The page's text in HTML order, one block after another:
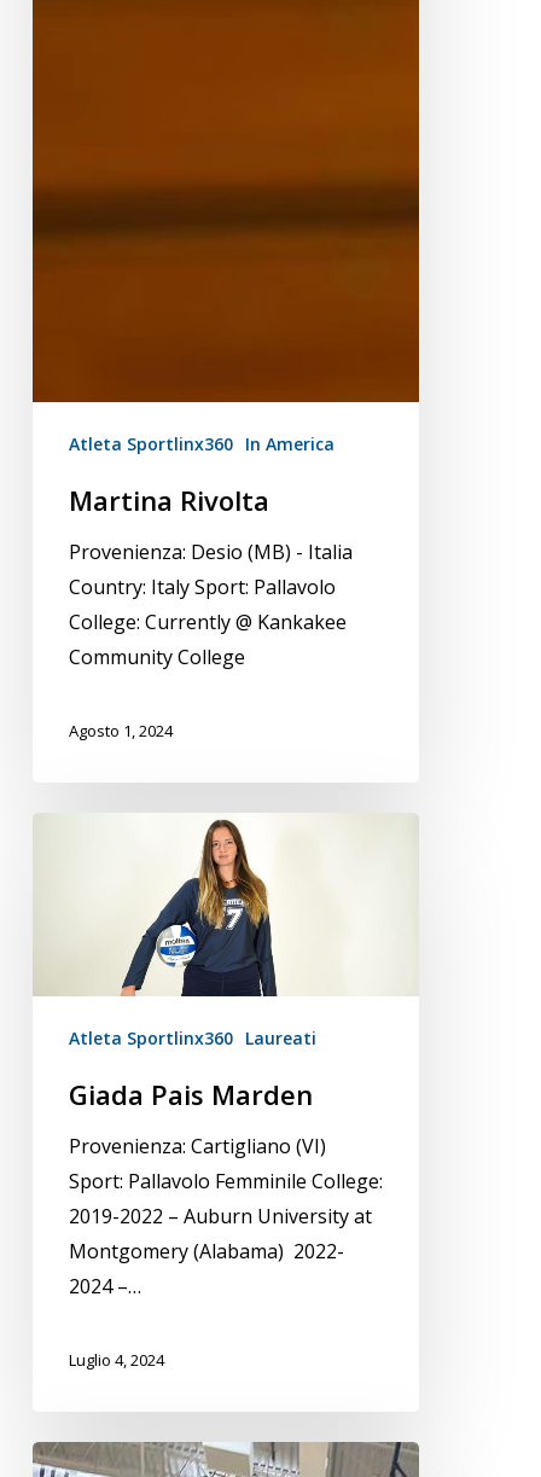
Atleta Sportlinx360 In America
Martina Rivolta
Provenienza: Desio (MB) - Italia
Country: Italy Sport: Pallavolo
College: Currently @ Kankakee
Community College
Agosto 1, 2024
Atleta Sportlinx360 Laureati
Giada Pais Marden
Provenienza: Cartigliano (VI)
Sport: Pallavolo Femminile College:
2019-2022 – Auburn University at
Montgomery (Alabama) 2022-
2024 –…
Luglio 4, 2024
Liza